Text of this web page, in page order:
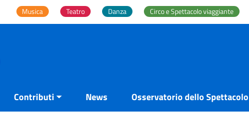
Musica Teatro Danza Circo e Spettacolo viaggiante
Contributi News Osservatorio dello Spettacolo